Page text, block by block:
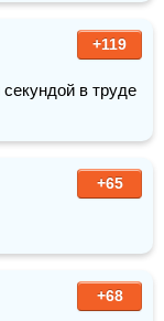
+119
в труде
+65
+68